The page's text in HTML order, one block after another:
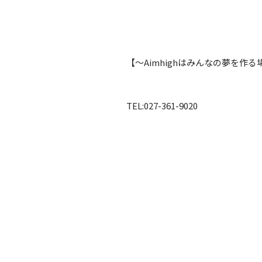
【〜Aimhighはみんなの夢を作る
TEL:027-361-9020